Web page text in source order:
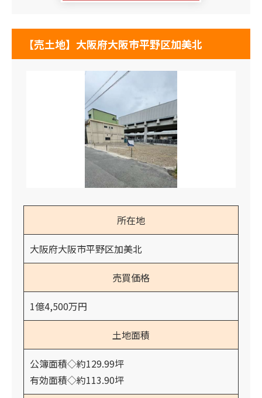
【売土地】大阪府大阪市平野区加美北
所在地
大阪府大阪市平野区加美北
売買価格
1億4,500万円
土地面積
公簿面積◇約129.99坪
有効面積◇約113.90坪